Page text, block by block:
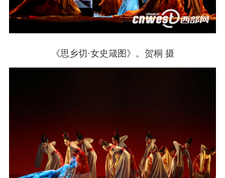
《思乡切·女史箴图》。贺桐 摄